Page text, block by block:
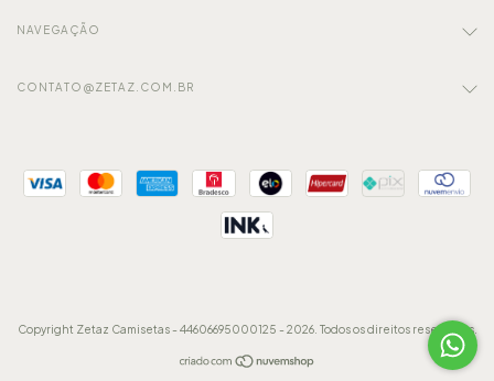
NAVEGAÇÃO
CONTATO@ZETAZ.COM.BR
Copyright Zetaz Camisetas - 44606695000125 - 2026. Todos os direitos reservados.